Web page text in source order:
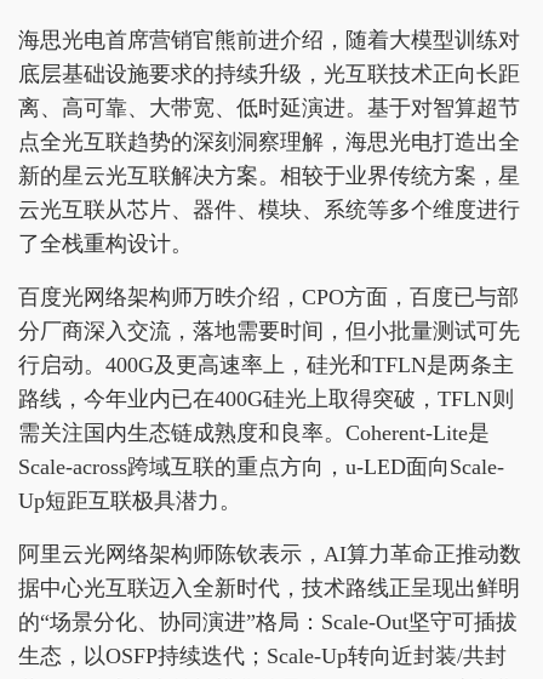
海思光电首席营销官熊前进介绍，随着大模型训练对
底层基础设施要求的持续升级，光互联技术正向长距
离、高可靠、大带宽、低时延演进。基于对智算超节
点全光互联趋势的深刻洞察理解，海思光电打造出全
新的星云光互联解决方案。相较于业界传统方案，星
云光互联从芯片、器件、模块、系统等多个维度进行
了全栈重构设计。
百度光网络架构师万昳介绍，CPO方面，百度已与部
分厂商深入交流，落地需要时间，但小批量测试可先
行启动。400G及更高速率上，硅光和TFLN是两条主
路线，今年业内已在400G硅光上取得突破，TFLN则
需关注国内生态链成熟度和良率。Coherent-Lite是
Scale-across跨域互联的重点方向，u-LED面向Scale-
Up短距互联极具潜力。
阿里云光网络架构师陈钦表示，AI算力革命正推动数
据中心光互联迈入全新时代，技术路线正呈现出鲜明
的“场景分化、协同演进”格局：Scale-Out坚守可插拔
生态，以OSFP持续迭代；Scale-Up转向近封装/共封